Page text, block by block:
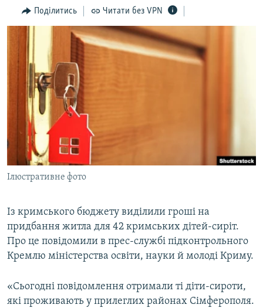
Перейти
до
пошуку
ПОГЛЯД
ВСЕ ЗА ДЕНЬ
СПЕЦПРОЕКТИ
ДЕПОРТАЦІЯ
ВІДЕОУРОКИ «ELIFBE»
СВІДЧЕННЯ ОКУПАЦІЇ
УКРАЇНСЬКА ПРОБЛЕМА КРИМУ
ІНФОГРАФІКА
ЯК ОБІЙТИ БЛОКУВАННЯ
Русский
Qırımtatar
ДОЛУЧАЙСЯ!
Усі сайти RFE/RL
Поділитись Читати без VPN
Ілюстративне фото
Із кримського бюджету виділили гроші на
придбання житла для 42 кримських дітей-сиріт.
Про це повідомили в прес-службі підконтрольного
Кремлю міністерства освіти, науки й молоді Криму.
«Сьогодні повідомлення отримали ті діти-сироти,
які проживають у прилеглих районах Сімферополя.